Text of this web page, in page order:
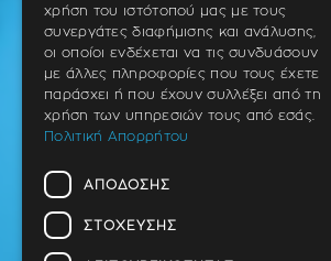
Περαία
Καλαμαριά
Πανόραμα
Χαριλάου
Ταβάκη – Θ. Λίτσα 10 (γωνία),
Θέρμη – Θεσσαλονίκη
T.K 57001
χρήση του ιστότοπού μας με τους
συνεργάτες διαφήμισης και ανάλυσης,
οι οποίοι ενδέχεται να τις συνδυάσουν
με άλλες πληροφορίες που τους έχετε
παράσχει ή που έχουν συλλέξει από τη
χρήση των υπηρεσιών τους από εσάς.
Πολιτική Απορρήτου
ΑΠΌΔΟΣΗΣ
ΣΤΌΧΕΥΣΗΣ